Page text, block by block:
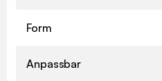
Form
Anpassbar